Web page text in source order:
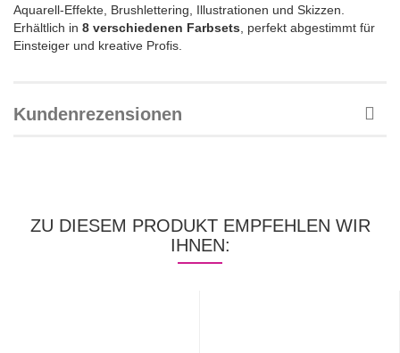
Aquarell-Effekte, Brushlettering, Illustrationen und Skizzen.
Erhältlich in 8 verschiedenen Farbsets , perfekt abgestimmt für
Einsteiger und kreative Profis.
Kundenrezensionen
ZU DIESEM PRODUKT EMPFEHLEN WIR
IHNEN: